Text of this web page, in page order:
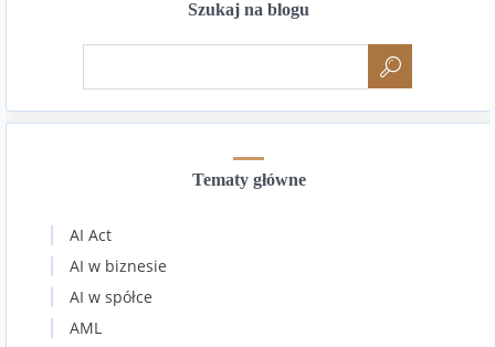
Szukaj na blogu
Tematy główne
AI Act
AI w biznesie
AI w spółce
AML